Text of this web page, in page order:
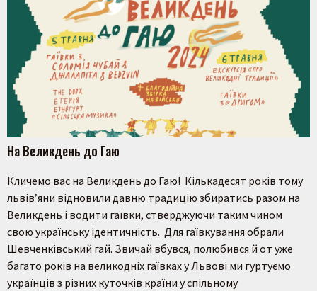
На Великдень до Гаю
Кличемо вас на Великдень до Гаю! Кількадесят років тому
львів’яни відновили давню традицію збиратись разом на
Великдень і водити гаївки, стверджуючи таким чином
свою українську ідентичність. Для гаївкування обрали
Шевченківський гай. Звичай вбувся, полюбився й от уже
багато років на великодніх гаївках у Львові ми гуртуємо
українців з різних куточків країни у спільному